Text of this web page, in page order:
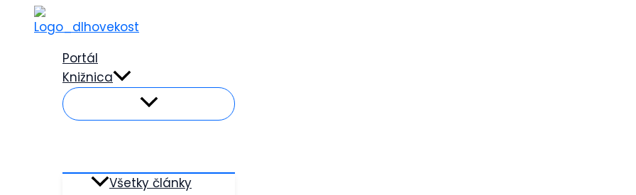
Preskočiť
Portál
Knižnica
Všetky články